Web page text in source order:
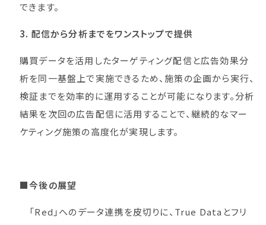
できます。
3. 配信から分析までをワンストップで提供
購買データを活用したターゲティング配信と広告効果分
析を同一基盤上で実施できるため、施策の企画から実行、
検証までを効率的に運用することが可能になります。分析
結果を次回の広告配信に活用することで、継続的なマー
ケティング施策の高度化が実現します。
■今後の展望
「Red」へのデータ連携を皮切りに、True Dataとフリ